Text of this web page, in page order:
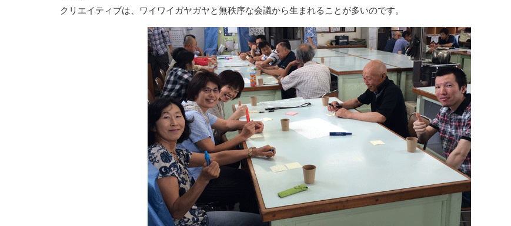
クリエイティブは、ワイワイガヤガヤと無秩序な会議から生まれることが多いのです。